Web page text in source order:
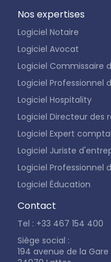
Nos expertises
Logiciel Notaire
Logiciel Avocat
Logiciel Commissaire
Logiciel Professionnel
Logiciel Hospitality
Logiciel Directeur des
Logiciel Expert
Logiciel Juriste
Logiciel Professionnel
Logiciel Éducation
Contact
Tel : +33 467 154 400
Siège social :
194 avenue de la